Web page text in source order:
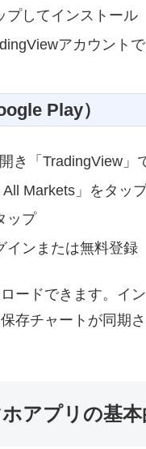
プしてインストール
アカウント
Play）
き「TradingView」
All Markets」をタッ
ップ
インまたは無料登録
ードできます。イ
存チャートが同期さ
アプリの基本